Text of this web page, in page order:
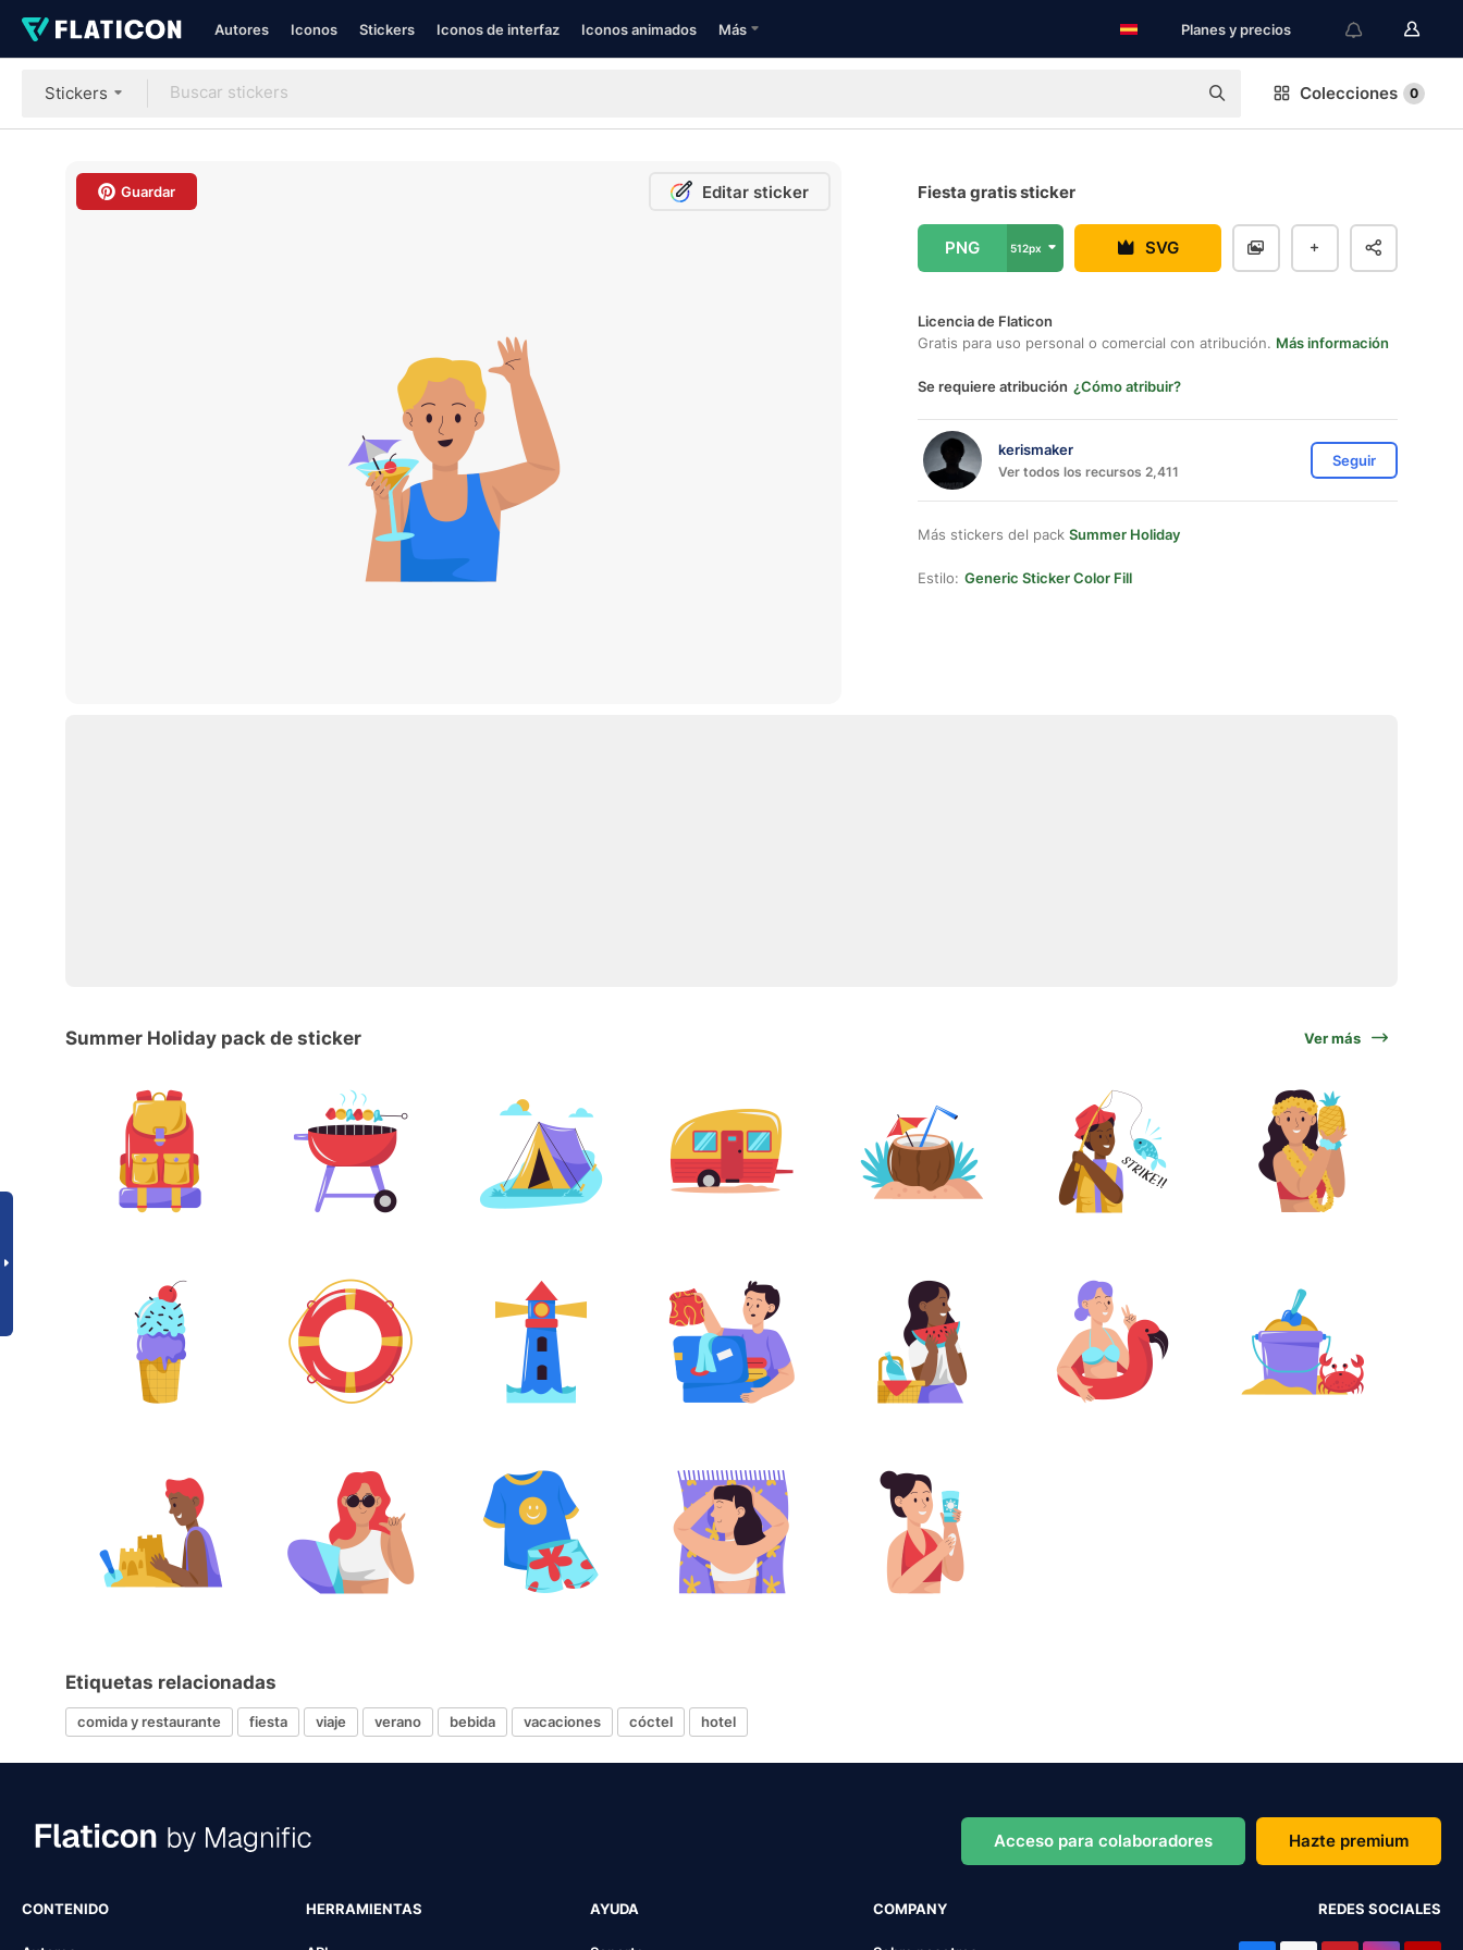
Autores Iconos Stickers Iconos de interfaz Iconos animados Más Planes y precios
Stickers Colecciones 0
Guardar Editar sticker Fiesta gratis sticker
PNG 512px SVG
Licencia de Flaticon
Gratis para uso personal o comercial con atribución. Más información
Se requiere atribución ¿Cómo atribuir?
kerismaker
Ver todos los recursos 2,411
Seguir
Más stickers del pack Summer Holiday
Estilo: Generic Sticker Color Fill
Summer Holiday pack de sticker Ver más
Etiquetas relacionadas
comida y restaurante fiesta viaje verano bebida vacaciones cóctel hotel
Acceso para colaboradores Hazte premium
CONTENIDO HERRAMIENTAS AYUDA COMPANY REDES SOCIALES